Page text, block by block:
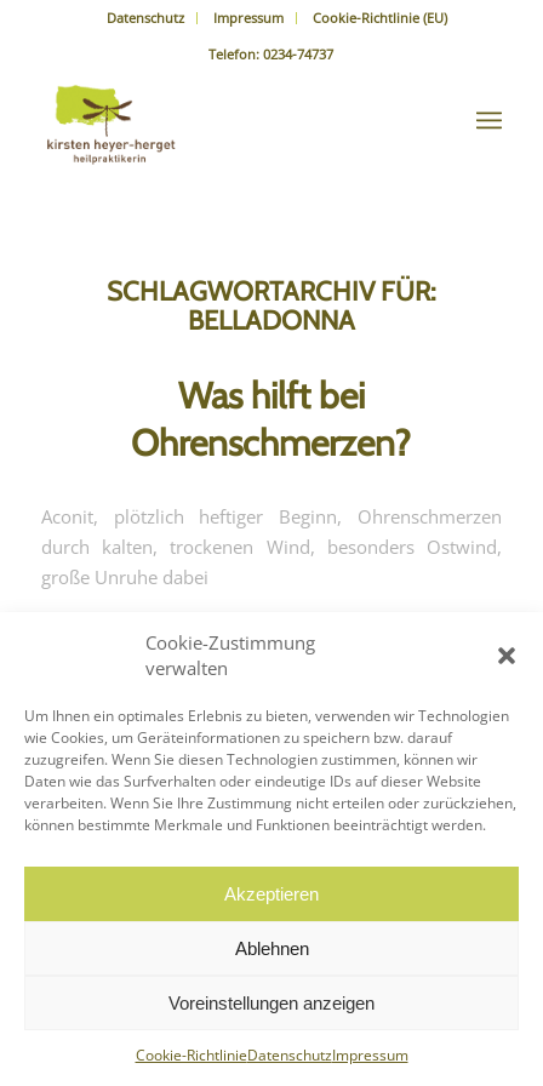
Cookie-Zustimmung
verwalten
Um Ihnen ein optimales Erlebnis zu bieten, verwenden wir Technologien
wie Cookies, um Geräteinformationen zu speichern bzw. darauf
zuzugreifen. Wenn Sie diesen Technologien zustimmen, können wir
Daten wie das Surfverhalten oder eindeutige IDs auf dieser Website
verarbeiten. Wenn Sie Ihre Zustimmung nicht erteilen oder zurückziehen,
können bestimmte Merkmale und Funktionen beeinträchtigt werden.
Akzeptieren
Ablehnen
Voreinstellungen anzeigen
Cookie-RichtlinieDatenschutzImpressum
Datenschutz Impressum
Cookie-Richtlinie (EU)
Telefon: 0234-74737
SCHLAGWORTARCHIV FÜR:
BELLADONNA
Was hilft bei
Ohrenschmerzen?
Aconit, plötzlich heftiger Beginn, Ohrenschmerzen
durch kalten, trockenen Wind, besonders Ostwind,
große Unruhe dabei
© Copyright - Homöopathie Bochum, Kirsten Heyer-Herget